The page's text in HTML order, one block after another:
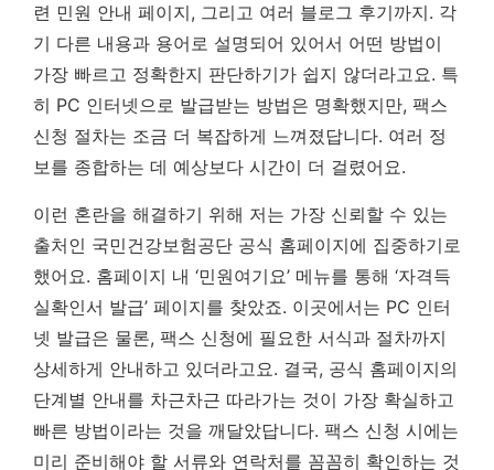
련 민원 안내 페이지, 그리고 여러 블로그 후기까지. 각
기 다른 내용과 용어로 설명되어 있어서 어떤 방법이
가장 빠르고 정확한지 판단하기가 쉽지 않더라고요. 특
히 PC 인터넷으로 발급받는 방법은 명확했지만, 팩스
신청 절차는 조금 더 복잡하게 느껴졌답니다. 여러 정
보를 종합하는 데 예상보다 시간이 더 걸렸어요.
이런 혼란을 해결하기 위해 저는 가장 신뢰할 수 있는
출처인 국민건강보험공단 공식 홈페이지에 집중하기로
했어요. 홈페이지 내 ‘민원여기요’ 메뉴를 통해 ‘자격득
실확인서 발급’ 페이지를 찾았죠. 이곳에서는 PC 인터
넷 발급은 물론, 팩스 신청에 필요한 서식과 절차까지
상세하게 안내하고 있더라고요. 결국, 공식 홈페이지의
단계별 안내를 차근차근 따라가는 것이 가장 확실하고
빠른 방법이라는 것을 깨달았답니다. 팩스 신청 시에는
미리 준비해야 할 서류와 연락처를 꼼꼼히 확인하는 것